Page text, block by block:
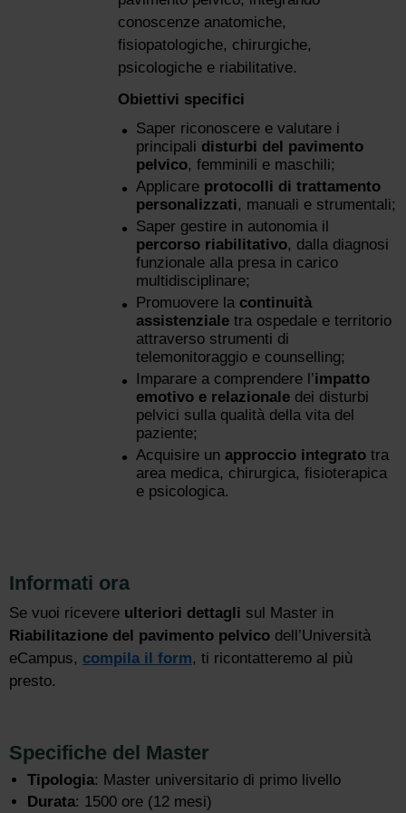
conoscenze anatomiche,
fisiopatologiche, chirurgiche,
psicologiche e riabilitative.
Obiettivi specifici
Saper riconoscere e valutare i
principali disturbi del pavimento
pelvico, femminili e maschili;
Applicare protocolli di trattamento
personalizzati, manuali e strumentali;
Saper gestire in autonomia il
percorso riabilitativo, dalla diagnosi
funzionale alla presa in carico
multidisciplinare;
Promuovere la continuità
assistenziale tra ospedale e territorio
attraverso strumenti di
telemonitoraggio e counselling;
Imparare a comprendere l’impatto
emotivo e relazionale dei disturbi
pelvici sulla qualità della vita del
paziente;
Acquisire un approccio integrato tra
area medica, chirurgica, fisioterapica
e psicologica.
Informati ora
Se vuoi ricevere ulteriori dettagli sul Master in
Riabilitazione del pavimento pelvico dell’Università
eCampus, compila il form, ti ricontatteremo al più
presto.
Specifiche del Master
Tipologia: Master universitario di primo livello
Durata: 1500 ore (12 mesi)